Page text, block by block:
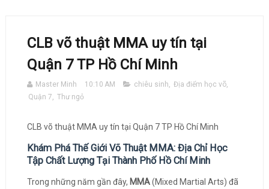
CLB võ thuật MMA uy tín tại
Quận 7 TP Hồ Chí Minh
Master Minh 10:10 AM chiêu sinh, Địa điểm học võ,
Quận 7, Thư ngỏ
CLB võ thuật MMA uy tín tại Quận 7 TP Hồ Chí Minh
Khám Phá Thế Giới Võ Thuật MMA: Địa Chỉ Học
Tập Chất Lượng Tại Thành Phố Hồ Chí Minh
Trong những năm gần đây, MMA(Mixed Martial Arts) đã